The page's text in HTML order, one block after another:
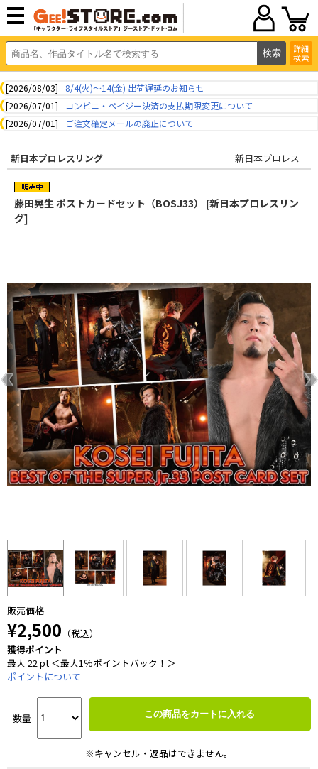
詳細
検索
[2026/08/03]
8/4(火)～14(金) 出荷遅延のお知らせ
[2026/07/01]
コンビニ・ペイジー決済の支払期限変更について
[2026/07/01]
ご注文確定メールの廃止について
新日本プロレスリング 新日本プロレス
藤田晃生 ポストカードセット（BOSJ33） [新日本プロレスリン
グ]
販売価格
¥2,500 （税込）
獲得ポイント
最大 22 pt ＜最大1％ポイントバック！＞
ポイントについて
数量 この商品をカートに入れる
※キャンセル・返品はできません。